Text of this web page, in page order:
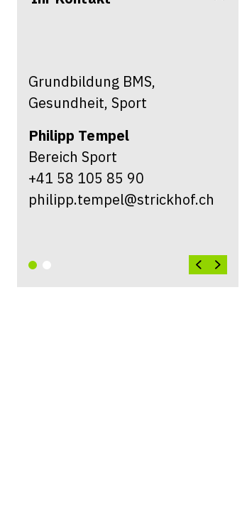
Grundbildung BMS,
Gesundheit, Sport
Philipp Tempel
Bereich Sport
+41 58 105 85 90
philipp.tempel@strickhof.ch